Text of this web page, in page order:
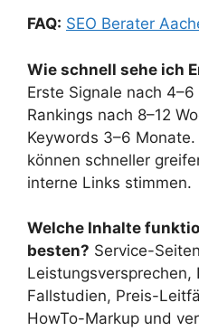
FAQ: SEO Berater
Wie schnell sehe ich
Erste Signale nach
Rankings nach 8–12
Keywords 3–6
können schneller
interne Links stimmen.
Welche Inhalte
besten? Service-
Leistungsversprechen,
Fallstudien, Preis-
HowTo-Markup und